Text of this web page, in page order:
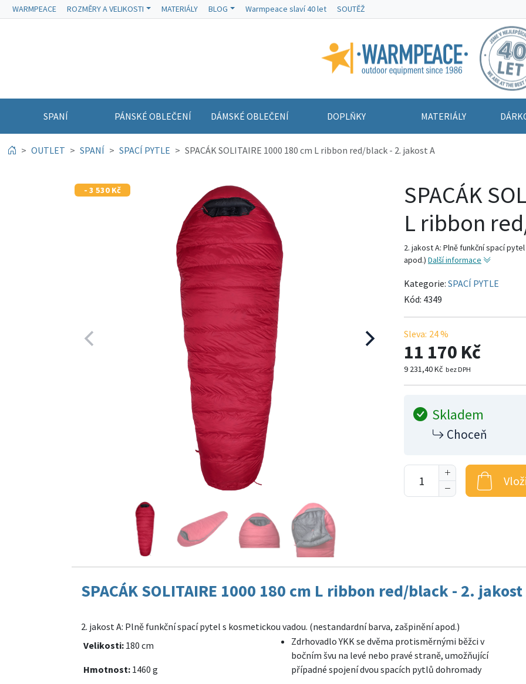
WARMPEACE ROZMĚRY A VELIKOSTI MATERIÁLY BLOG Warmpeace slaví 40 let SOUTĚŽ
Warmpeace
SPANÍ PÁNSKÉ OBLEČENÍ DÁMSKÉ OBLEČENÍ DOPLŇKY MATERIÁLY
OUTLET SPANÍ SPACÍ PYTLE SPACÁK SOLITAIRE 1000 180 cm L ribbon red/black - 2. jakost A
SPACÁK
L ribbon
2. jakost A: Plně funkční spací
apod.) Další informace
Kategorie: SPACÍ PYTLE
Kód: 4349
Sleva: 24 %
11 170 Kč
9 231,40 Kč bez DPH
Skladem
Choceň
- 3 530 Kč
SPACÁK SOLITAIRE 1000 180 cm L ribbon red/black - 2. jakost
2. jakost A: Plně funkční spací pytel s kosmetickou vadou. (nestandardní barva, zašpinění apod.)
Velikosti: 180 cm
Zdrhovadlo YKK se dvěma protisměrnými běžci v
bočním švu na levé nebo pravé straně, umožňující
případné spojení dvou spacích pytlů dohromady
Hmotnost: 1460 g